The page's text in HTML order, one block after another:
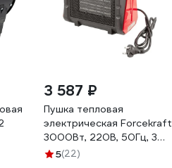
3 587 ₽
Пушка тепловая
электрическая Forcekraft
3000Вт, 220В, 50Гц, 3
режима нагрева:
5(22)